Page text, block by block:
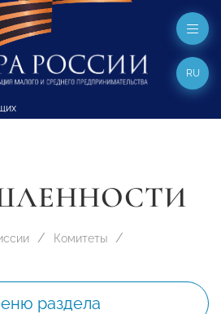
RU
Комитеты
раздела